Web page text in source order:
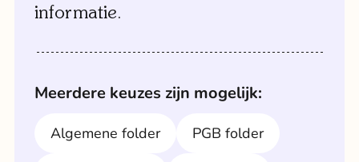
informatie.
Meerdere keuzes zijn mogelijk:
Algemene folder PGB folder